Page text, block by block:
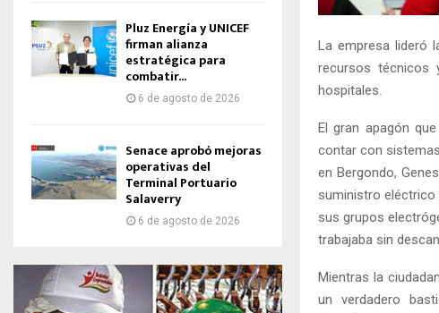
La empresa lideró
recursos técnicos
hospitales.
El gran apagón
contar con
en Bergondo,
suministro
sus grupos
trabajaba sin
Mientras la
un verdadero
Pluz Energía y UNICEF
firman alianza
estratégica para
combatir...
6 de agosto de 2026
Senace aprobó mejoras
operativas del
Terminal Portuario
Salaverry
6 de agosto de 2026